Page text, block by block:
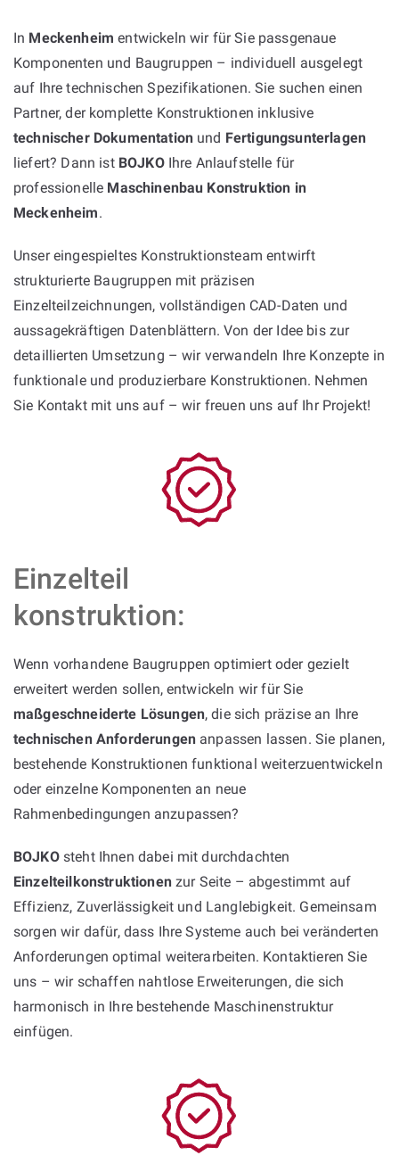
In Meckenheim entwickeln wir für Sie passgenaue
Komponenten und Baugruppen – individuell ausgelegt
auf Ihre technischen Spezifikationen. Sie suchen einen
Partner, der komplette Konstruktionen inklusive
technischer Dokumentation und Fertigungsunterlagen
liefert? Dann ist BOJKOIhre Anlaufstelle für
professionelle Maschinenbau Konstruktion in
Meckenheim.
Unser eingespieltes Konstruktionsteam entwirft
strukturierte Baugruppen mit präzisen
Einzelteilzeichnungen, vollständigen CAD-Daten und
aussagekräftigen Datenblättern. Von der Idee bis zur
detaillierten Umsetzung – wir verwandeln Ihre Konzepte in
funktionale und produzierbare Konstruktionen. Nehmen
Sie Kontakt mit uns auf – wir freuen uns auf Ihr Projekt!
Einzelteil
konstruktion:
Wenn vorhandene Baugruppen optimiert oder gezielt
erweitert werden sollen, entwickeln wir für Sie
maßgeschneiderte Lösungen, die sich präzise an Ihre
technischen Anforderungen anpassen lassen. Sie planen,
bestehende Konstruktionen funktional weiterzuentwickeln
oder einzelne Komponenten an neue
Rahmenbedingungen anzupassen?
BOJKOsteht Ihnen dabei mit durchdachten
Einzelteilkonstruktionenzur Seite – abgestimmt auf
Effizienz, Zuverlässigkeit und Langlebigkeit. Gemeinsam
sorgen wir dafür, dass Ihre Systeme auch bei veränderten
Anforderungen optimal weiterarbeiten. Kontaktieren Sie
uns – wir schaffen nahtlose Erweiterungen, die sich
harmonisch in Ihre bestehende Maschinenstruktur
einfügen.